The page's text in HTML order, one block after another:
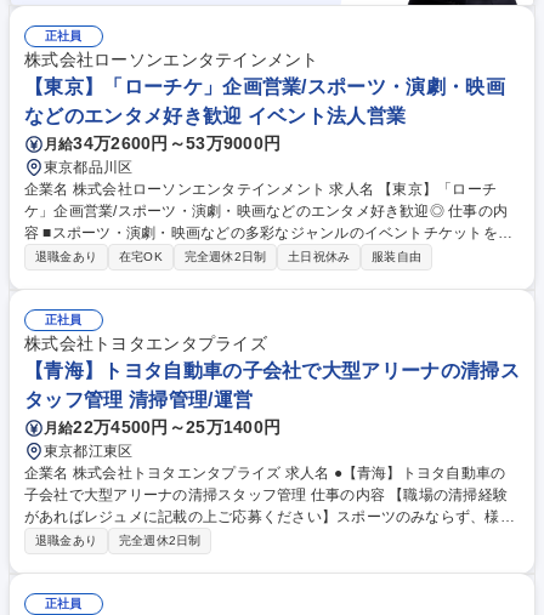
正社員
株式会社ローソンエンタテインメント
【東京】「ローチケ」企画営業/スポーツ・演劇・映画
などのエンタメ好き歓迎 イベント法人営業
月給34万2600円～53万9000円
東京都品川区
企業名 株式会社ローソンエンタテインメント 求人名 【東京】「ローチ
ケ」企画営業/スポーツ・演劇・映画などのエンタメ好き歓迎◎ 仕事の内
容 ■スポーツ・演劇・映画などの多彩なジャンルのイベントチケットを扱
い、販売だけではなくツアー企画やファンクラブの運営、イベント企画も
存顧客との取引ですが、競合や未取引先へのアプローチも重要。1件でも
多くのイベントや顧客を獲得する姿勢も求められます。数字への意識を持
ち、成果にこだわれる方を歓迎します。【具体的には】仕入れ営業/販促企
画立案/受注後運営/新規ビジネスの提案/プロモーション効果や販売状況の
取りまとめ・報告/社内の各部署へ業務依頼/調整業務/現場立会い 等 募集職
種 【東京】「ローチケ」企画営業/スポーツ・演劇・映画などのエンタメ
好き歓迎◎
退職金あり 在宅OK 完全週休2日制 土日祝休み 服装自由
正社員
株式会社トヨタエンタプライズ
【青海】トヨタ自動車の子会社で大型アリーナの清掃ス
タッフ管理 清掃管理/運営
月給22万4500円～25万1400円
東京都江東区
企業名 株式会社トヨタエンタプライズ 求人名 ●【青海】トヨタ自動車の
子会社で大型アリーナの清掃スタッフ管理 仕事の内容 【職場の清掃経験
があればレジュメに記載の上ご応募ください】スポーツのみならず、様々
な興行(コンサート･MICE等)に対応したアリーナである＜TOYOTA AREN
etc ■巡回清掃（トイレ、階段、通路等） ■労務管理■品質管理 ■顧客／協
退職金あり 完全週休2日制
正社員